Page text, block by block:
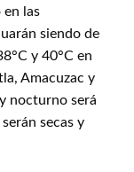
en las
siendo de
y 40°C en
Amacuzac y
nocturno será
secas y